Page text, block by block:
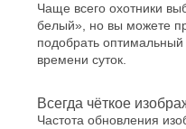
Чаще всего охотники
белый», но вы можете
подобрать
времени суток.
Всегда чёткое
Частота обновления